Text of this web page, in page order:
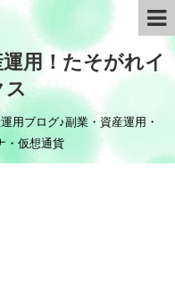
用！たそがれイ
ス
用ブログ♪副業・資産運用・
・仮想通貨